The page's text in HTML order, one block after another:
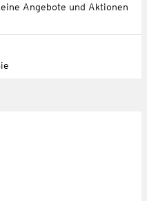
Angebote und Aktionen